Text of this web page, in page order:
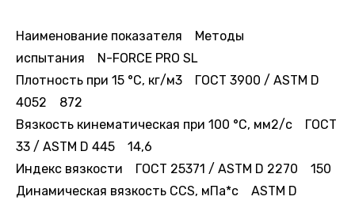
Наименование показателя Методы
испытания N-FORCE PRO SL
Плотность при 15 °С, кг/м3 ГОСТ 3900 / ASTM D
4052 872
Вязкость кинематическая при 100 °С, мм2/с ГОСТ
33 / ASTM D 445 14,6
Индекс вязкости ГОСТ 25371 / ASTM D 2270 150
Динамическая вязкость ССS, мПа*с ASTM D